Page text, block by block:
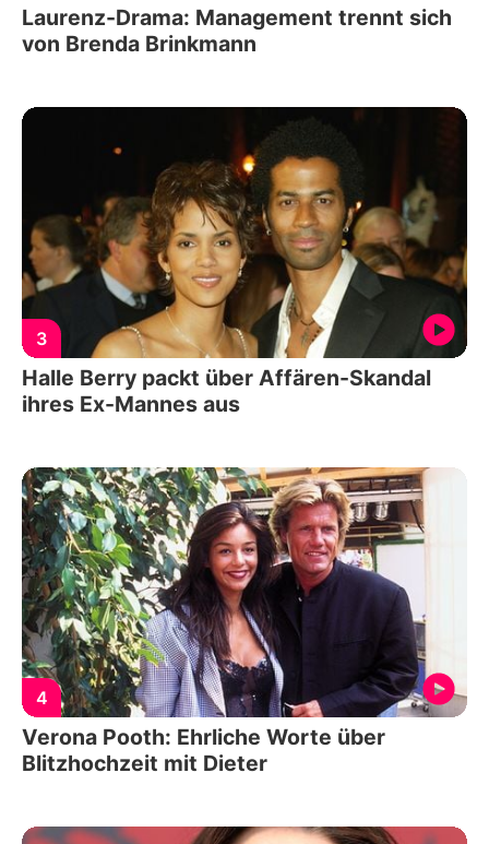
Laurenz-Drama: Management trennt sich
von Brenda Brinkmann
3
Halle Berry packt über Affären-Skandal
ihres Ex-Mannes aus
4
Verona Pooth: Ehrliche Worte über
Blitzhochzeit mit Dieter